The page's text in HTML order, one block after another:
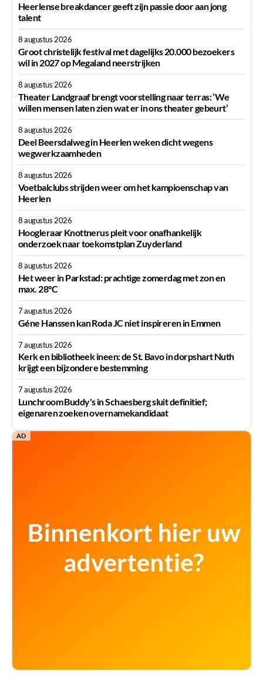
Heerlense breakdancer geeft zijn passie door aan jong
talent
8 augustus 2026
Groot christelijk festival met dagelijks 20.000 bezoekers
wil in 2027 op Megaland neerstrijken
8 augustus 2026
Theater Landgraaf brengt voorstelling naar terras: ‘We
willen mensen laten zien wat er in ons theater gebeurt’
8 augustus 2026
Deel Beersdalweg in Heerlen weken dicht wegens
wegwerkzaamheden
8 augustus 2026
Voetbalclubs strijden weer om het kampioenschap van
Heerlen
8 augustus 2026
Hoogleraar Knottnerus pleit voor onafhankelijk
onderzoek naar toekomstplan Zuyderland
8 augustus 2026
Het weer in Parkstad: prachtige zomerdag met zon en
max. 28°C
7 augustus 2026
Géne Hanssen kan Roda JC niet inspireren in Emmen
7 augustus 2026
Kerk en bibliotheek ineen: de St. Bavo in dorpshart Nuth
krijgt een bijzondere bestemming
7 augustus 2026
Lunchroom Buddy's in Schaesberg sluit definitief;
eigenaren zoeken overnamekandidaat
AD